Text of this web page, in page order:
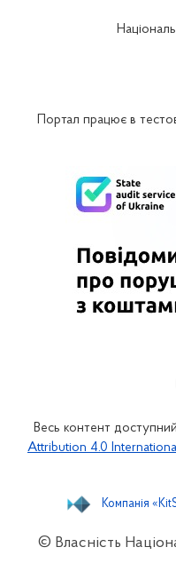
Портал працює в
Весь контент доступний
Attribution 4.0
© Власність
Компанія